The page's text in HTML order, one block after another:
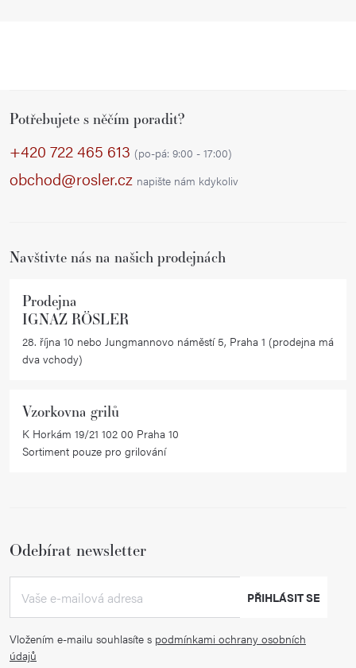
Potřebujete s něčím poradit?
+420 722 465 613 (po-pá: 9:00 - 17:00)
obchod@rosler.cz napište nám kdykoliv
Navštivte nás na našich prodejnách
Prodejna
IGNAZ RÖSLER
28. října 10 nebo Jungmannovo náměstí 5, Praha 1 (prodejna má
dva vchody)
Vzorkovna grilů
K Horkám 19/21 102 00 Praha 10
Sortiment pouze pro grilování
Odebírat newsletter
Vložením e-mailu souhlasíte s podmínkami ochrany osobních
údajů
PŘIHLÁSIT SE